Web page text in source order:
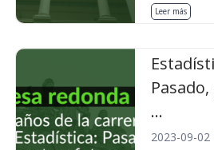
Leer más
...
2023-09-02